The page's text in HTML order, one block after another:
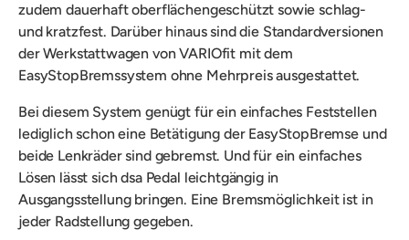
zudem dauerhaft oberflächengeschützt sowie schlag-
und kratzfest. Darüber hinaus sind die Standardversionen
der Werkstattwagen von VARIOfit mit dem
EasyStopBremssystem ohne Mehrpreis ausgestattet.
Bei diesem System genügt für ein einfaches Feststellen
lediglich schon eine Betätigung der EasyStopBremse und
beide Lenkräder sind gebremst. Und für ein einfaches
Lösen lässt sich dsa Pedal leichtgängig in
Ausgangsstellung bringen. Eine Bremsmöglichkeit ist in
jeder Radstellung gegeben.